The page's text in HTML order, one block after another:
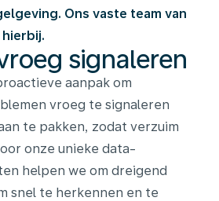
Ons vaste team van
signaleren
aanpak om
vroeg te signaleren
te pakken, zodat verzuim
onze unieke data-
helpen we om dreigend
snel te herkennen en te